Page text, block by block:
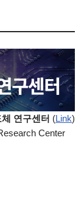
연구센터 (Link)
Center